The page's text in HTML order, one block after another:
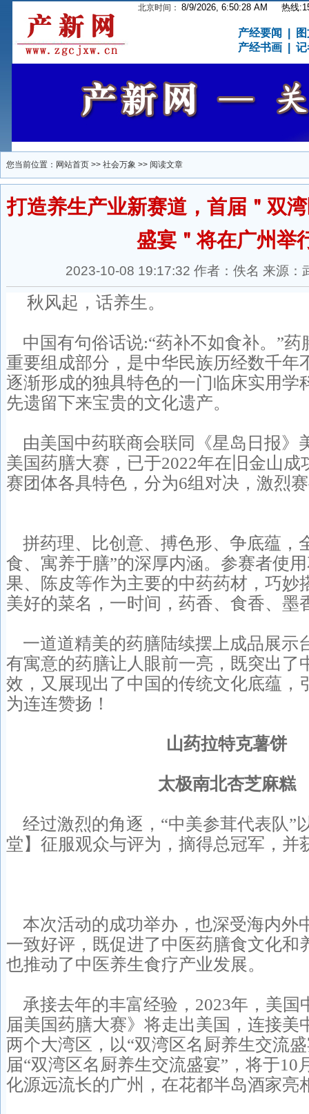
北京时间： 8/9/2026, 6:50:28 AM 热线
产经要闻
产经书画
记
您当前位置： 网站首页 >> 社会万象 >> 阅读文章
打造养生产业新赛道，首届＂双
盛宴＂将在广州举
2023-10-08 19:17:32 作者：佚名 来源
秋风起，话养生。
中国有句俗话说:“药补不如食补。”药
重要组成部分，是中华民族历经数千年
逐渐形成的独具特色的一门临床实用学
先遗留下来宝贵的文化遗产。
由美国中药联商会联同《星岛日报》
美国药膳大赛，已于2022年在旧金山成
赛团体各具特色，分为6组对决，激烈
拼药理、比创意、搏色形、争底蕴，
食、寓养于膳”的深厚内涵。参赛者使
果、陈皮等作为主要的中药药材，巧妙
美好的菜名，一时间，药香、食香、墨
一道道精美的药膳陆续摆上成品展示
有寓意的药膳让人眼前一亮，既突出了
效，又展现出了中国的传统文化底蕴，
为连连赞扬！
山药拉特克薯饼
太极南北杏芝麻糕
经过激烈的角逐，“中美参茸代表队”
堂】征服观众与评为，摘得总冠军，并
本次活动的成功举办，也深受海内外
一致好评，既促进了中医药膳食文化和
也推动了中医养生食疗产业发展。
承接去年的丰富经验，2023年，美国
届美国药膳大赛》将走出美国，连接美
两个大湾区，以“双湾区名厨养生交流
届“双湾区名厨养生交流盛宴”，将于10
化源远流长的广州，在花都半岛酒家亮